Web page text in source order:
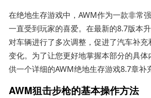
在绝地生存游戏中，AWM作为一款非常
一直受到玩家的喜爱。在最新的8.7版本
对车辆进行了多次调整，促进了汽车补
变化。为了让您更好地掌握本部分的具体
供一个详细的AWM绝地生存游戏8.7章补
AWM狙击步枪的基本操作方法